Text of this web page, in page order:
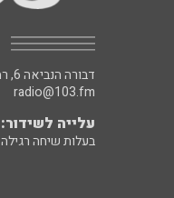
דבורה הנביאה 6, רמת השרון
radio@103.fm
עלייה לשידור: 0552-103-103
בעלות שיחה רגילה